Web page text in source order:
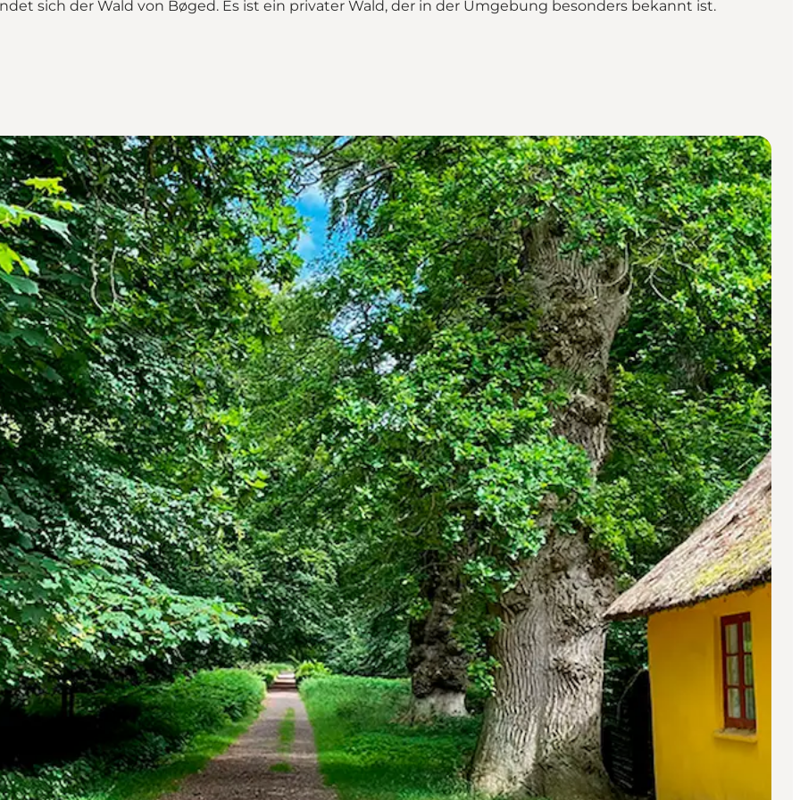
sich der Wald von Bøged. Es ist ein privater Wald, der in der Umgebung besonders bekannt ist.